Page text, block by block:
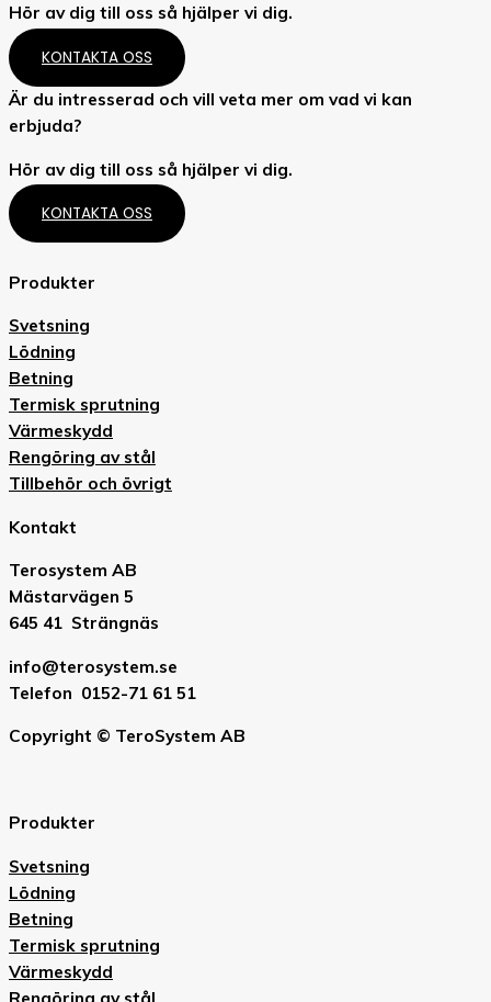
Hör av dig till oss så hjälper vi dig.
KONTAKTA OSS
Är du intresserad och vill veta mer om vad vi kan
erbjuda?
Hör av dig till oss så hjälper vi dig.
KONTAKTA OSS
Produkter
Svetsning
Lödning
Betning
Termisk sprutning
Värmeskydd
Rengöring av stål
Tillbehör och övrigt
Kontakt
Terosystem AB
Mästarvägen 5
645 41 Strängnäs
info@terosystem.se
Telefon 0152-71 61 51
Copyright © TeroSystem AB
Produkter
Svetsning
Lödning
Betning
Termisk sprutning
Värmeskydd
Rengöring av stål